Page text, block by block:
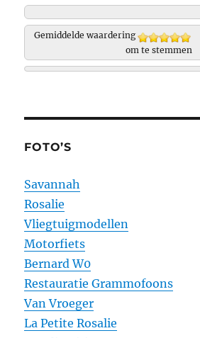
Gemiddelde waardering
om te stemmen
FOTO’S
Savannah
Rosalie
Vliegtuigmodellen
Motorfiets
Bernard W0
Restauratie Grammofoons
Van Vroeger
La Petite Rosalie